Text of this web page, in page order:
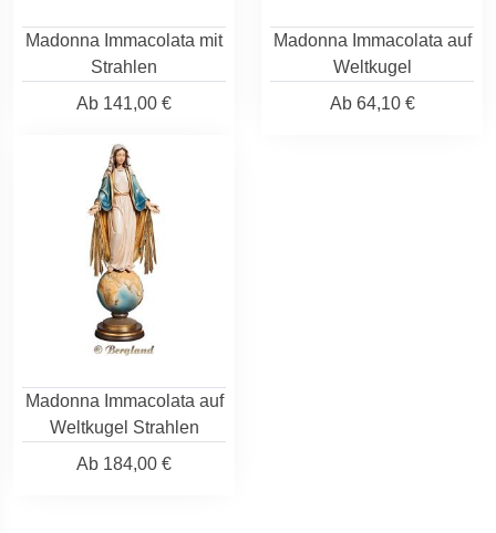
Madonna Immacolata mit
Strahlen
Ab 141,00 €
Madonna Immacolata auf
Weltkugel
Ab64,10 €
Madonna Immacolata auf
Weltkugel Strahlen
Ab 184,00 €